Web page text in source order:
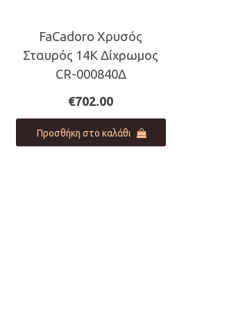
FaCadoro Χρυσός
Σταυρός 14Κ Δίχρωμος
CR-000840Δ
€702.00
Προσθήκη στο καλάθι